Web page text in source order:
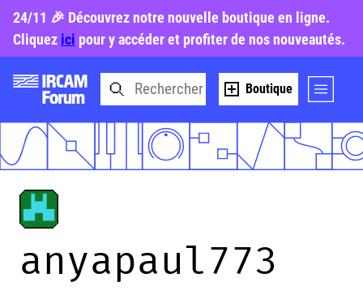
24/11 🎉 Découvrez notre nouvelle boutique en ligne.
Cliquez ici pour y accéder et profiter de nos nouveautés.
Boutique
anyapaul773